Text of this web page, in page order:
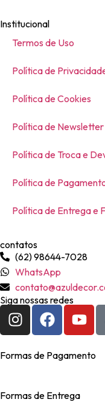
Institucional
Termos de Uso
Política de
Política de Cookies
Política de
Política de Troca e
Política de
Política de Entrega e
contatos
(62) 98644-7028
WhatsApp
Siga nossas redes
Formas de Pagamento
Formas de Entrega